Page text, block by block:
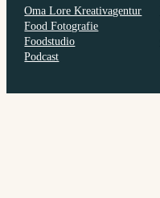
Oma Lore Kreativagentur
Food Fotografie
Foodstudio
Podcast